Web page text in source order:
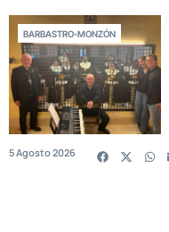
BARBASTRO-MONZÓN
5 Agosto 2026